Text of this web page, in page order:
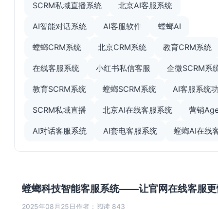
螳螂科技智能客服系统——让官网在线客服
2025年08月25日作者： 阅读 843
SCRM私域直播系统 北京AI客服系统
AI智能对话系统 AI客服软件 螳螂AI
螳螂CRM系统 北京CRM系统 教育CRM系统
在线客服系统 小红书私信客服 企微SCRM系
教育SCRM系统 螳螂SCRM系统 AI客服系统
SCRM私域直播 北京AI在线客服系统 营销
AI对话客服系统 AI套电客服系统 螳螂AI在线